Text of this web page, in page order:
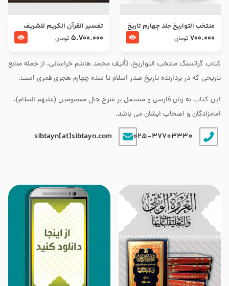
کتاب گرانسنگ منتخب التواريخ، تألیف محمد هاشم خراسانی، از جمله منابع
تاریخی که در بردارنده تاریخ صدر اسلام تا سده چهارم هجری قمری است.
این کتاب به زبان فارسی و مشتمل بر شرح حال معصومین (علیهم السلام)،
امامزادگان و اصحاب ایشان می باشد.
025-37703330
sibtayn[at]sibtayn.com
منتخب التواریخ جلد چهارم تاریخ
امام زین العابدین و امام محمد
700.000 تومان
تفسير القرآن الكريم للشريف
المرتضي قدس سرّه
5.700.000 تومان